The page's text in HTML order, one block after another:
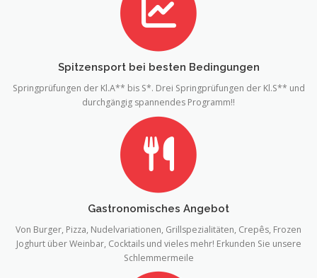
Spitzensport bei besten Bedingungen
Springprüfungen der Kl.A** bis S*. Drei Springprüfungen der Kl.S** und
durchgängig spannendes Programm!!
Gastronomisches Angebot
Von Burger, Pizza, Nudelvariationen, Grillspezialitäten, Crepês, Frozen
Joghurt über Weinbar, Cocktails und vieles mehr! Erkunden Sie unsere
Schlemmermeile